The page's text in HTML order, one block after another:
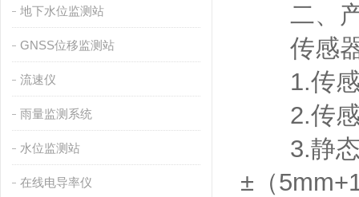
地下水位监测站
GNSS位移监测站
流速仪
雨量监测系统
水位监测站
在线电导率仪
二、产
传感器
1.传感
2.传感
3.静态
±（